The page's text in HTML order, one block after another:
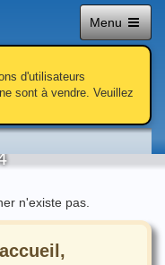
Menu
d'utilisateurs
sont à vendre. Veuillez
plus
n'existe pas.